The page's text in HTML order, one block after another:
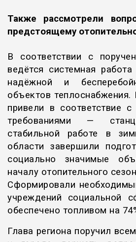
Также рассмотрели
предстоящему
В соответствии с
ведётся системная
надёжной и
объектов
привели в соответствие
требованиями —
стабильной работе в
области завершили
социально значимые
началу отопительного
Сформировали
учреждений социальной
обеспечено топливом на
Глава региона поручил